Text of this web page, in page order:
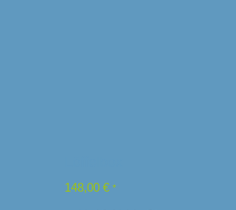
148,00 € *